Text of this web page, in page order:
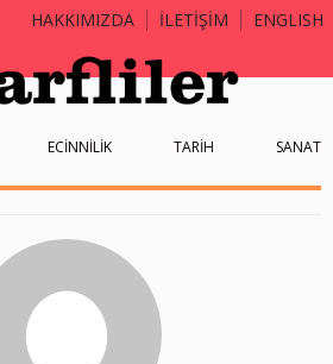
HAKKIMIZDA İLETİŞİM ENGLISH
ECİNNİLİK TARİH SANAT